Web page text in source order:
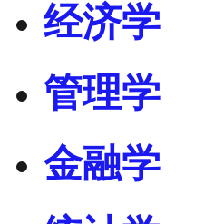
经济学
管理学
金融学